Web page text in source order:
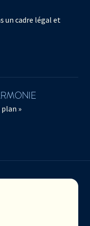
un cadre légal et
»